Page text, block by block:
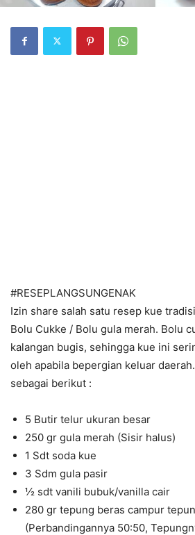
#RESEPLANGSUNGENAK
Izin share salah satu resep kue
Bolu Cukke / Bolu gula merah. Bolu
kalangan bugis, sehingga kue ini
oleh apabila bepergian keluar
sebagai berikut :
5 Butir telur ukuran besar
250 gr gula merah (Sisir halus)
1 Sdt soda kue
3 Sdm gula pasir
½ sdt vanili bubuk/vanilla cair
280 gr tepung beras campur
(Perbandingannya 50:50,